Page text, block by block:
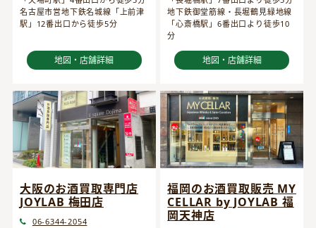
名古屋市営地下鉄名城線「上前津
駅」12番出口から徒歩5分
地図・店舗詳細
地下鉄御堂筋線・長堀鶴見緑地線
「心斎橋駅」6番出口より徒歩10
分
地図・店舗詳細
大阪のお酒買取専門店
JOYLAB 梅田店
06-6344-2054
福岡のお酒買取販売 MY
CELLAR by JOYLAB 福
岡天神店